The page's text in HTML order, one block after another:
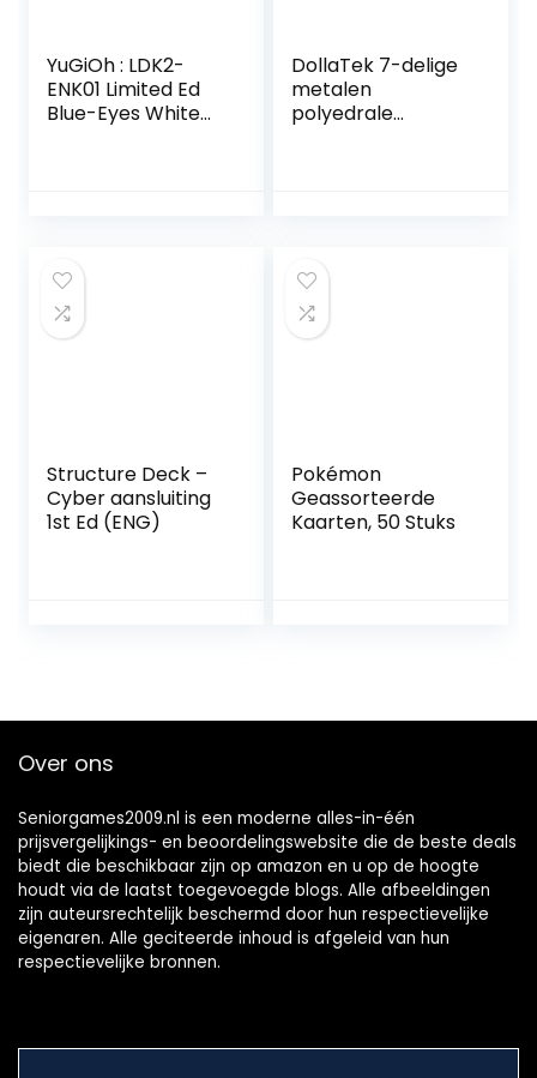
YuGiOh : LDK2-
ENK01 Limited Ed
Blue-Eyes White
DollaTek 7-delige
metalen
polyedrale
wiskundeonderwijs
(paars)
Structure Deck –
Cyber aansluiting
1st Ed (ENG)
Pokémon
Geassorteerde
Kaarten, 50 Stuks
Over ons
Seniorgames2009.nl is een moderne alles-in-één
prijsvergelijkings- en beoordelingswebsite die de beste deals
biedt die beschikbaar zijn op amazon en u op de hoogte
houdt via de laatst toegevoegde blogs. Alle afbeeldingen
zijn auteursrechtelijk beschermd door hun respectievelijke
eigenaren. Alle geciteerde inhoud is afgeleid van hun
respectievelijke bronnen.